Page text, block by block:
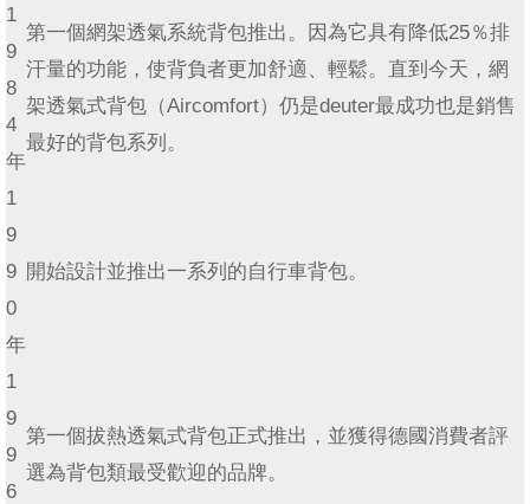
1
9
8
4
年
第一個網架透氣系統背包推出。因為它具有降低25％排
汗量的功能，使背負者更加舒適、輕鬆。直到今天，網
架透氣式背包（Aircomfort）仍是deuter最成功也是銷售
最好的背包系列。
1
9
9
0
年
開始設計並推出一系列的自行車背包。
1
9
9
6
第一個拔熱透氣式背包正式推出，並獲得德國消費者評
選為背包類最受歡迎的品牌。